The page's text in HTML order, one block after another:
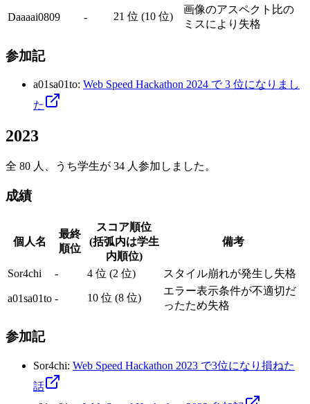
Daaaai0809 - 21 位 (10 位)
画像のアスペクト比の
ミスにより失格
参加記
a01sa01to: Web Speed Hackathon 2024 で 3 位になりまし
た
2023
全 80 人、うち学生が 34 人参加しました。
成績
個人名
最終
順位
スコア順位
(括弧内は学生
内順位)
備考
Sor4chi - 4 位 (2 位) スタイル崩れが発生し失格
a01sa01to - 10 位 (8 位)
エラー表示条件が不適切だ
ったため失格
参加記
Sor4chi: Web Speed Hackathon 2023 で3位になり損ねた
話